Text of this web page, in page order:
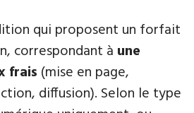
qui proposent un forfait
correspondant à une
frais (mise en page,
diffusion). Selon le type